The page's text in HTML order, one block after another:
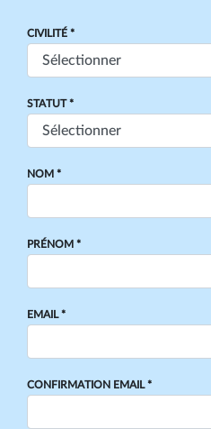
CIVILITÉ *
STATUT *
NOM *
PRÉNOM *
EMAIL *
CONFIRMATION EMAIL *